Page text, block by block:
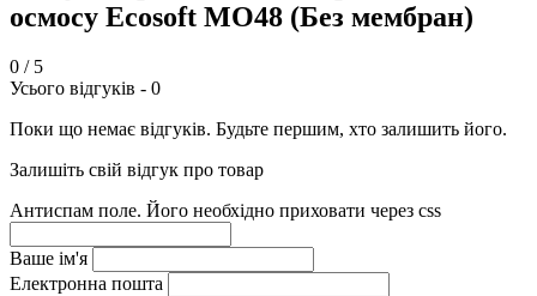
осмосу Ecosoft MO48 (Без мембран)
0 / 5
Усього відгуків - 0
Поки що немає відгуків. Будьте першим, хто залишить його.
Залишіть свій відгук про товар
Антиспам поле. Його необхідно приховати через css
Ваше ім'я
Електронна пошта